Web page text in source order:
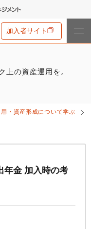
加入者サイト
メな理由とは？
退職時の移換手続き
上の資産運用を。
用・資産形成について学ぶ
年金 加入時の考